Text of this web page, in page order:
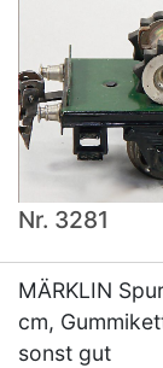
Nr. 3281
MÄRKLIN
cm,
sonst gut